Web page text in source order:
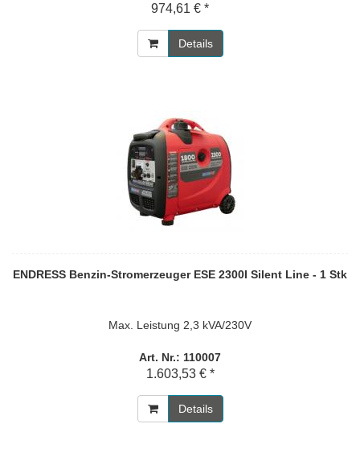
974,61 € *
Details
ENDRESS Benzin-Stromerzeuger ESE 2300I Silent Line - 1 Stk
Max. Leistung 2,3 kVA/230V
Art. Nr.: 110007
1.603,53 € *
Details